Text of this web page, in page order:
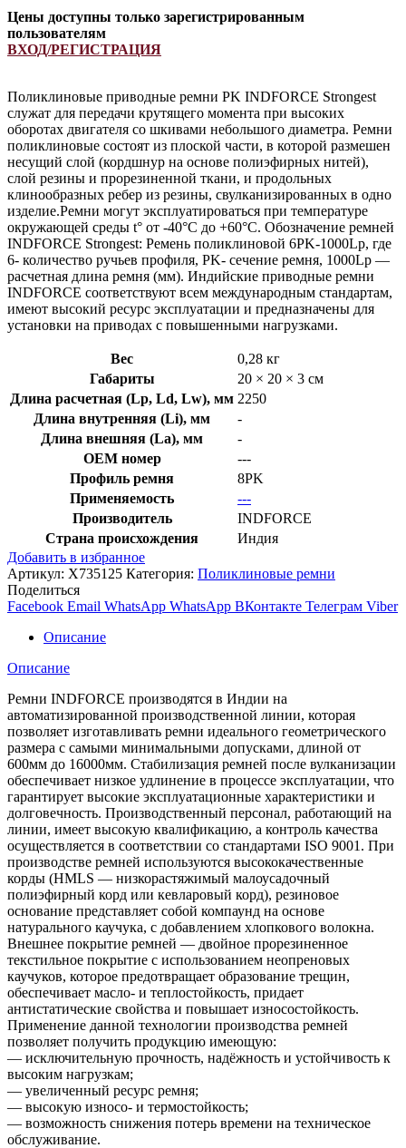
Цены доступны только зарегистрированным
пользователям
ВХОД/РЕГИСТРАЦИЯ
Поликлиновые приводные ремни PK INDFORCE Strongest
служат для передачи крутящего момента при высоких
оборотах двигателя со шкивами небольшого диаметра. Ремни
поликлиновые состоят из плоской части, в которой размешен
несущий слой (кордшнур на основе полиэфирных нитей),
слой резины и прорезиненной ткани, и продольных
клинообразных ребер из резины, свулканизированных в одно
изделие.Ремни могут эксплуатироваться при температуре
окружающей среды t° от -40°С до +60°С. Обозначение ремней
INDFORCE Strongest: Ремень поликлиновой 6PK-1000Lp, где
6- количество ручьев профиля, PK- сечение ремня, 1000Lp —
расчетная длина ремня (мм). Индийские приводные ремни
INDFORCE соответствуют всем международным стандартам,
имеют высокий ресурс эксплуатации и предназначены для
установки на приводах с повышенными нагрузками.
Вес
0,28 кг
Габариты
20 × 20 × 3 см
Длина расчетная (Lp, Ld, Lw), мм 2250
Длина внутренняя (Li), мм
-
Длина внешняя (La), мм
-
OEM номер
---
Профиль ремня
8PK
Применяемость
---
Производитель
INDFORCE
Страна происхождения
Индия
Добавить в избранное
Артикул: X735125 Категория: Поликлиновые ремни
Поделиться
Facebook Email WhatsApp WhatsApp ВКонтакте Телеграм Viber
Описание
Описание
Ремни INDFORCE производятся в Индии на
автоматизированной производственной линии, которая
позволяет изготавливать ремни идеального геометрического
размера с самыми минимальными допусками, длиной от
600мм до 16000мм. Стабилизация ремней после вулканизации
обеспечивает низкое удлинение в процессе эксплуатации, что
гарантирует высокие эксплуатационные характеристики и
долговечность. Производственный персонал, работающий на
линии, имеет высокую квалификацию, а контроль качества
осуществляется в соответствии со стандартами ISO 9001. При
производстве ремней используются высококачественные
корды (HMLS — низкорастяжимый малоусадочный
полиэфирный корд или кевларовый корд), резиновое
основание представляет собой компаунд на основе
натурального каучука, с добавлением хлопкового волокна.
Внешнее покрытие ремней — двойное прорезиненное
текстильное покрытие с использованием неопреновых
каучуков, которое предотвращает образование трещин,
обеспечивает масло- и теплостойкость, придает
антистатические свойства и повышает износостойкость.
Применение данной технологии производства ремней
позволяет получить продукцию имеющую:
— исключительную прочность, надёжность и устойчивость к
высоким нагрузкам;
— увеличенный ресурс ремня;
— высокую износо- и термостойкость;
— возможность снижения потерь времени на техническое
обслуживание.